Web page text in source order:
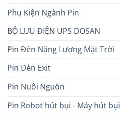
Phụ Kiện Ngành Pin
BỘ LƯU ĐIỆN UPS DOSAN
Pin Đèn Năng Lượng Mặt Trời
Pin Đèn Exit
Pin Nuôi Nguồn
Pin Robot hút bụi - Máy hút bụi